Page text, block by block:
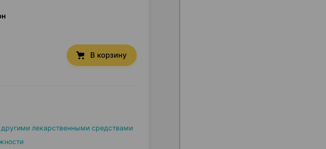
В корзину
лекарственными средствами